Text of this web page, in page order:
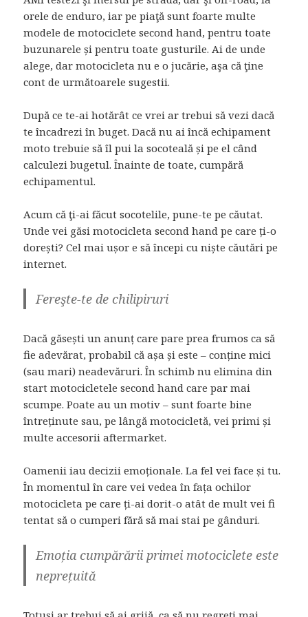
orele de enduro, iar pe piaţă sunt foarte multe
modele de motociclete second hand, pentru toate
buzunarele și pentru toate gusturile. Ai de unde
alege, dar motocicleta nu e o jucărie, aşa că ţine
cont de următoarele sugestii.
După ce te-ai hotărât ce vrei ar trebui să vezi dacă
te încadrezi în buget. Dacă nu ai încă echipament
moto trebuie să îl pui la socoteală și pe el când
calculezi bugetul. Înainte de toate, cumpără
echipamentul.
Acum că ţi-ai făcut socotelile, pune-te pe căutat.
Unde vei găsi motocicleta second hand pe care ți-o
dorești? Cel mai ușor e să începi cu niște căutări pe
internet.
Fereşte-te de chilipiruri
Dacă găsești un anunț care pare prea frumos ca să
fie adevărat, probabil că așa și este – conține mici
(sau mari) neadevăruri. În schimb nu elimina din
start motocicletele second hand care par mai
scumpe. Poate au un motiv – sunt foarte bine
întreținute sau, pe lângă motocicletă, vei primi și
multe accesorii aftermarket.
Oamenii iau decizii emoționale. La fel vei face și tu.
În momentul în care vei vedea în fața ochilor
motocicleta pe care ți-ai dorit-o atât de mult vei fi
tentat să o cumperi fără să mai stai pe gânduri.
Emoția cumpărării primei motociclete este
neprețuită